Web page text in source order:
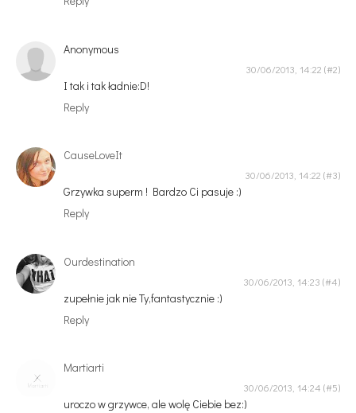
Anonymous
30/06/2013, 14:22
I tak i tak ładnie:D!
Reply
CauseLoveIt
30/06/2013, 14:22
Grzywka superm ! Bardzo Ci pasuje :)
Reply
Ourdestination
30/06/2013, 14:23
zupełnie jak nie Ty,fantastycznie :)
Reply
Martiarti
30/06/2013, 14:24
uroczo w grzywce, ale wolę Ciebie bez:)